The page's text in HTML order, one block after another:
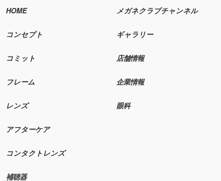
HOME
コンセプト
コミット
フレーム
レンズ
アフターケア
コンタクトレンズ
補聴器
メガネクラブチャンネル
ギャラリー
店舗情報
企業情報
眼科